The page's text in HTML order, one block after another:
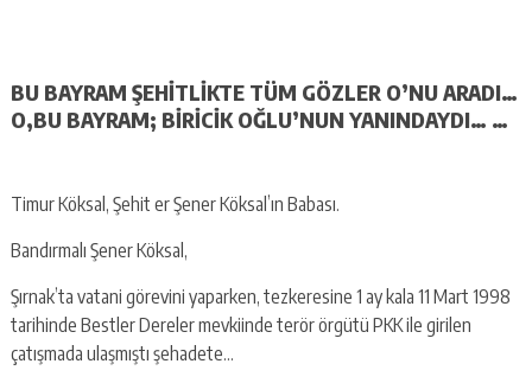
BU BAYRAM ŞEHİTLİKTE TÜM GÖZLER O’NU ARADI…
O,BU BAYRAM; BİRİCİK OĞLU’NUN YANINDAYDI… …
Timur Köksal, Şehit er Şener Köksal’ın Babası.
Bandırmalı Şener Köksal,
Şırnak’ta vatani görevini yaparken, tezkeresine 1 ay kala 11 Mart 1998
tarihinde Bestler Dereler mevkiinde terör örgütü PKK ile girilen
çatışmada ulaşmıştı şehadete…